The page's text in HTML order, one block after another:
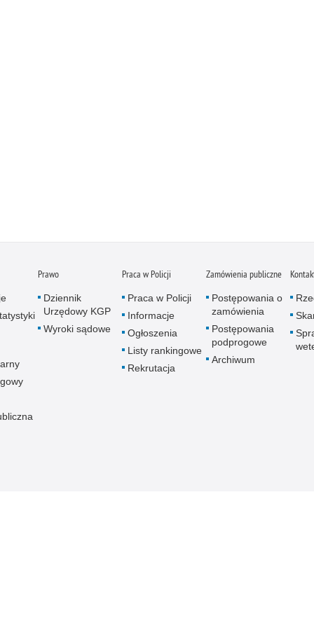
Prawo
Dziennik
Urzędowy KGP
Wyroki sądowe
Praca w Policji
Praca w Policji
Informacje
Ogłoszenia
Listy rankingowe
Rekrutacja
Zamówienia publiczne
Postępowania o
zamówienia
Postępowania
podprogowe
Archiwum